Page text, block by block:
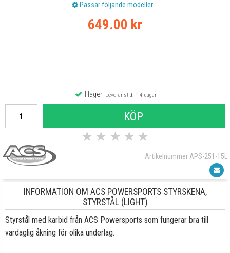
Passar följande modeller
649.00 kr
I lagerLeveranstid: 1-4 dagar
KÖP
★ ★ ★ ★ ★
Artikelnummer APS-251-15L
INFORMATION OM ACS POWERSPORTS STYRSKENA,
STYRSTÅL (LIGHT)
Styrstål med karbid från ACS Powersports som fungerar bra till
vardaglig åkning för olika underlag.